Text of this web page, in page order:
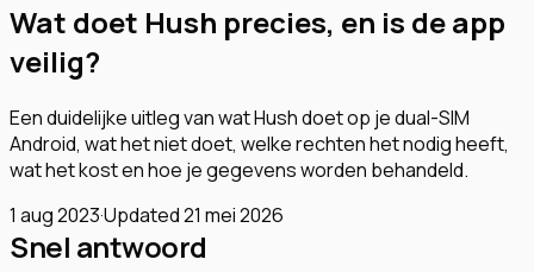
Wat doet Hush precies, en is de app
veilig?
Een duidelijke uitleg van wat Hush doet op je dual-SIM
Android, wat het niet doet, welke rechten het nodig heeft,
wat het kost en hoe je gegevens worden behandeld.
1 aug 2023·Updated21 mei 2026
Snel antwoord